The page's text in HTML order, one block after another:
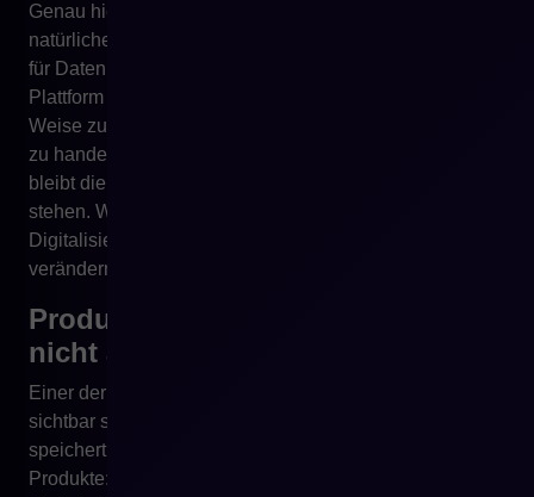
Genau hier wird die E-Commerce-Plattform zur
natürlichen Ergänzung von ERP. ERP ist verantwortlich
für Daten und operative Prozesse. Die E-Commerce-
Plattform stellt diese Daten dem Kunden auf nutzbare
Weise zur Verfügung und ermöglicht ihm, selbstständig
zu handeln. Wenn diese Systeme nicht verbunden sind,
bleibt die Transformation innerhalb des Unternehmens
stehen. Wenn sie gut integriert sind, beginnt
Digitalisierung wirklich die Art des Verkaufs zu
verändern.
Produktdaten sollten sehr häufig
nicht ausschließlich im ERP leben
Einer der Bereiche, in denen ERP-Grenzen besonders
sichtbar sind, sind Produktdaten. In vielen Unternehmen
speichert ERP grundlegende Informationen über
Produkte: Index, Name, Preis, Mehrwertsteuersatz,